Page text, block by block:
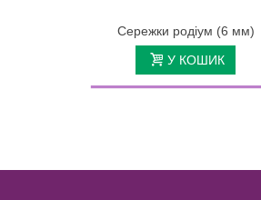
Сережки родіум (6 мм)
У КОШИК